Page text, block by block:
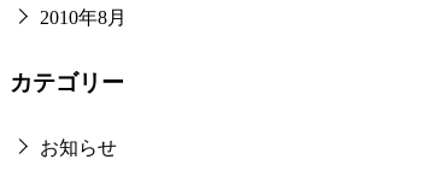
2010年8月
カテゴリー
お知らせ